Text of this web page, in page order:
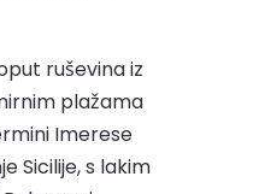
ruševina iz
plažama
Imerese
Sicilije, s lakim